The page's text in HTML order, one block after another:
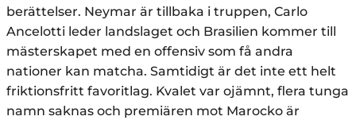
berättelser. Neymar är tillbaka i truppen, Carlo
Ancelotti leder landslaget och Brasilien kommer till
mästerskapet med en offensiv som få andra
nationer kan matcha. Samtidigt är det inte ett helt
friktionsfritt favoritlag. Kvalet var ojämnt, flera tunga
namn saknas och premiären mot Marocko är